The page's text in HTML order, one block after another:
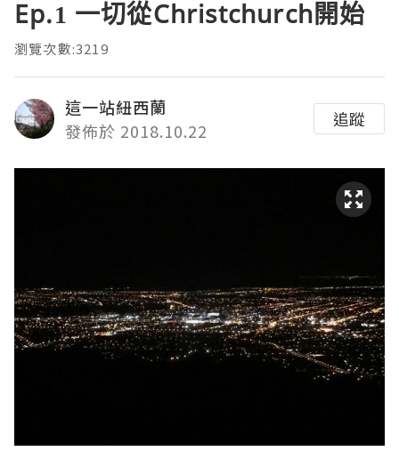
Ep.1 一切從Christchurch開始
瀏覽次數:3219
這一站紐西蘭
發佈於 2018.10.22
追蹤